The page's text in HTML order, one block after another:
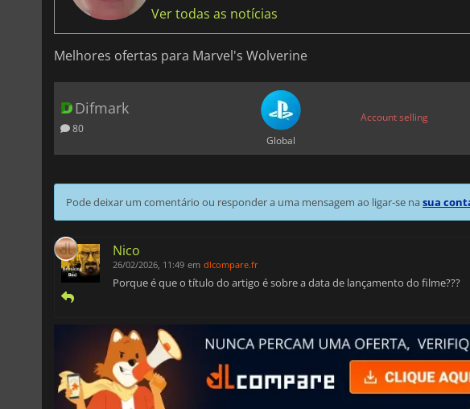
Ver todas as notícias
Melhores ofertas para Marvel's Wolverine
Difmark
80
Global
Account selling
Pode deixar um comentário ou responder a uma mensagem ao ligar-se nasua
Nico
26/02/2026, 11:49 em dlcompare.fr
Porque é que o título do artigo é sobre a data de lançamento do filme???